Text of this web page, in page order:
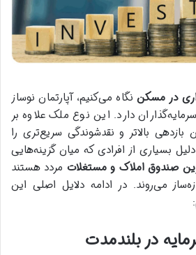
در مسکننگاه می‌کنیم، آپارتمان نوساز
دارد. این نوع ملک علاوه بر
بازدهی بالاتر و نقدشوندگی سریع‌تری را
بسیاری از افرادی که میان گزینه‌هایی
صندوق املاک و مستغلات مردد هستند
می‌روند. در ادامه دلایل اصلی این